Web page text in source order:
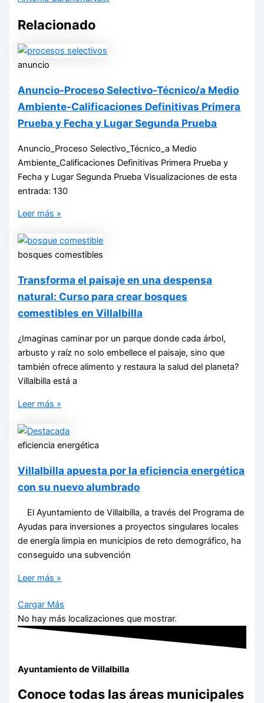
Relacionado
anuncio
Anuncio-Proceso Selectivo-Técnico/a Medio
Ambiente-Calificaciones Definitivas Primera
Prueba y Fecha y Lugar Segunda Prueba
Anuncio_Proceso Selectivo_Técnico_a Medio
Ambiente_Calificaciones Definitivas Primera Prueba y
Fecha y Lugar Segunda Prueba Visualizaciones de esta
entrada: 130
Leer más »
bosques comestibles
Transforma el paisaje en una despensa
natural: Curso para crear bosques
comestibles en Villalbilla
¿Imaginas caminar por un parque donde cada árbol,
arbusto y raíz no solo embellece el paisaje, sino que
también ofrece alimento y restaura la salud del planeta?
Villalbilla está a
Leer más »
eficiencia energética
Villalbilla apuesta por la eficiencia energética
con su nuevo alumbrado
El Ayuntamiento de Villalbilla, a través del Programa de
Ayudas para inversiones a proyectos singulares locales
de energía limpia en municipios de reto demográfico, ha
conseguido una subvención
Leer más »
Cargar Más
No hay más localizaciones que mostrar.
Ayuntamiento de Villalbilla
Conoce todas las áreas municipales